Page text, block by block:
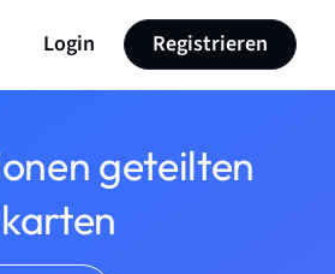
Login Registrieren
geteilten